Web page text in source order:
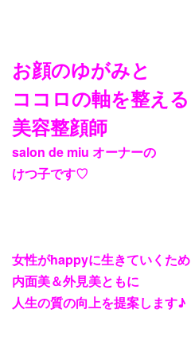
お顔のゆがみと
ココロの軸を整える
美容整顔師
salon de miu オーナーの
けつ子です♡
女性がhappyに生きていくため
内面美＆外見美ともに
人生の質の向上を提案します♪